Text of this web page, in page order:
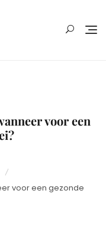
voor een
voor een gezonde